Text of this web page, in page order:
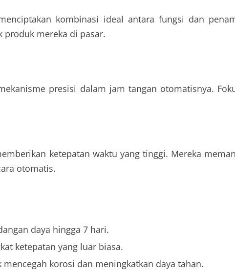
kombinasi ideal antara fungsi dan
produk mereka di pasar.
presisi dalam jam tangan otomatisnya.
ketepatan waktu yang tinggi. Mereka
otomatis.
daya hingga 7 hari.
ketepatan yang luar biasa.
korosi dan meningkatkan daya tahan.